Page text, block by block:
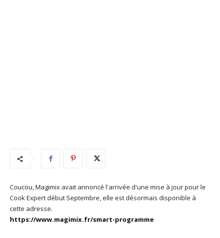
Coucou, Magimix avait annoncé l'arrivée d'une mise à jour pour le
Cook Expert début Septembre, elle est désormais disponible à
cette adresse.
https://www.magimix.fr/smart-programme